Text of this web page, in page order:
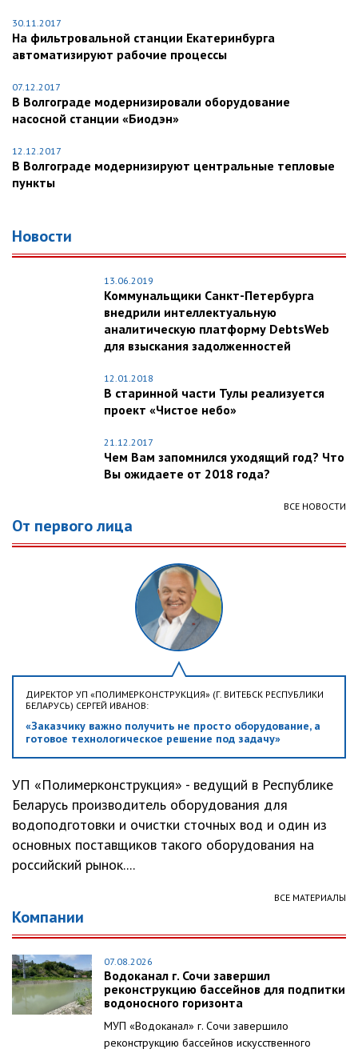
30.11.2017
На фильтровальной станции Екатеринбурга
автоматизируют рабочие процессы
07.12.2017
В Волгограде модернизировали оборудование
насосной станции «Биодэн»
12.12.2017
В Волгограде модернизируют центральные тепловые
пункты
Новости
13.06.2019
Коммунальщики Санкт-Петербурга
внедрили интеллектуальную
аналитическую платформу DebtsWeb
для взыскания задолженностей
12.01.2018
В старинной части Тулы реализуется
проект «Чистое небо»
21.12.2017
Чем Вам запомнился уходящий год? Что
Вы ожидаете от 2018 года?
ВСЕ НОВОСТИ
От первого лица
ДИРЕКТОР УП «ПОЛИМЕРКОНСТРУКЦИЯ» (Г. ВИТЕБСК РЕСПУБЛИКИ
БЕЛАРУСЬ) СЕРГЕЙ ИВАНОВ:
«Заказчику важно получить не просто оборудование, а
готовое технологическое решение под задачу»
УП «Полимерконструкция» - ведущий в Республике
Беларусь производитель оборудования для
водоподготовки и очистки сточных вод и один из
основных поставщиков такого оборудования на
российский рынок....
ВСЕ МАТЕРИАЛЫ
Компании
07.08.2026
Водоканал г. Сочи завершил
реконструкцию бассейнов для подпитки
водоносного горизонта
МУП «Водоканал» г. Сочи завершило
реконструкцию бассейнов искусственного